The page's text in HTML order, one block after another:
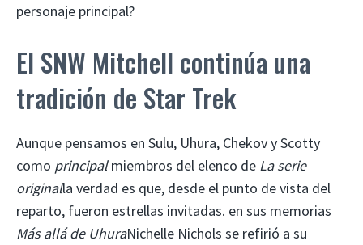
personaje principal?
El SNW Mitchell continúa una
tradición de Star Trek
Aunque pensamos en Sulu, Uhura, Chekov y Scotty
como principalmiembros del elenco de La serie
originalla verdad es que, desde el punto de vista del
reparto, fueron estrellas invitadas. en sus memorias
Más allá de UhuraNichelle Nichols se refirió a su